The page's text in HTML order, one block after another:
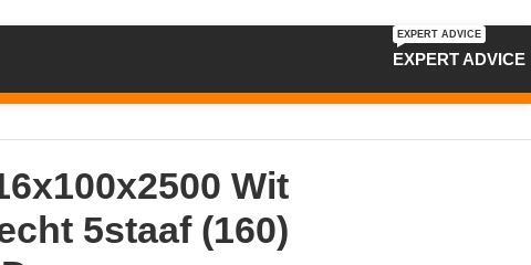
EXPERT ADVICE
EXPERT ADVICE
Wit
5staaf (160)